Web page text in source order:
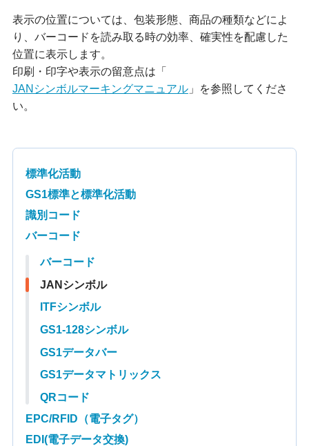
表示の位置については、包装形態、商品の種類などによ
り、バーコードを読み取る時の効率、確実性を配慮した
位置に表示します。
印刷・印字や表示の留意点は「
JANシンボルマーキングマニュアル」を参照してくださ
い。
標準化活動
GS1標準と標準化活動
識別コード
バーコード
バーコード
JANシンボル
ITFシンボル
GS1-128シンボル
GS1データバー
GS1データマトリックス
QRコード
EPC/RFID（電子タグ）
EDI(電子データ交換)